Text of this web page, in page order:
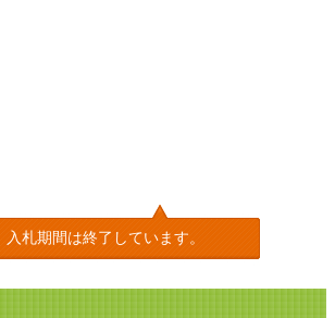
入札期間は終了しています。